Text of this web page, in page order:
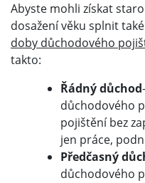
Abyste mohli získat
dosažení věku splnit
doby důchodového
takto:
Řádný důchod
důchodového
pojištění bez
jen práce,
Předčasný
důchodového